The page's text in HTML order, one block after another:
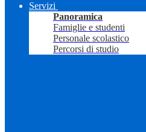
Servizi
Panoramica
Famiglie e studenti
Personale scolastico
Percorsi di studio